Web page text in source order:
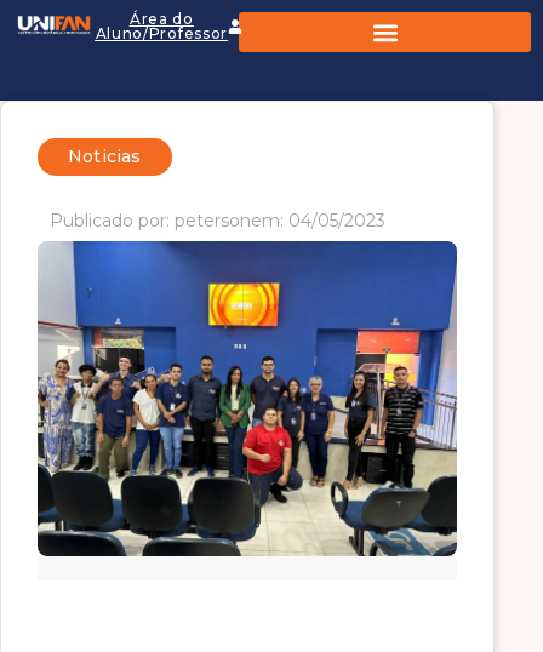
Área do
Aluno/Professor
Noticias
Publicado por: petersonem: 04/05/2023